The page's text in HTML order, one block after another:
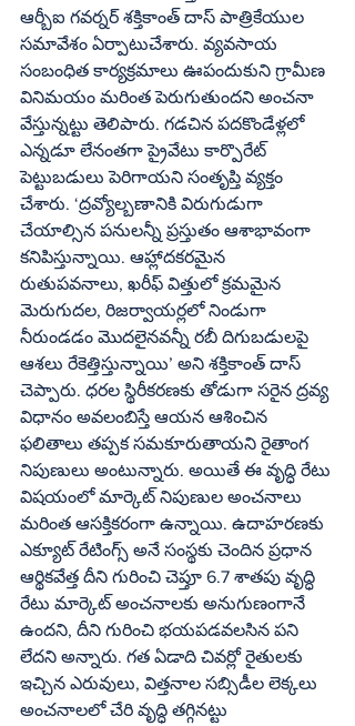
ఆర్బీఐ గవర్నర్‌ శక్తికాంత్‌ దాస్‌ పాత్రికేయుల
సమావేశం ఏర్పాటుచేశారు. వ్యవసాయ
సంబంధిత కార్యక్రమాలు ఊపందుకుని గ్రామీణ
వినిమయం మరింత పెరుగుతుందని అంచనా
వేస్తున్నట్టు తెలిపారు. గడచిన పదకొండేళ్లలో
ఎన్నడూ లేనంతగా ప్రైవేటు కార్పొరేట్‌
పెట్టుబడులు పెరిగాయని సంతృప్తి వ్యక్తం
చేశారు. ‘ద్రవ్యోల్బణానికి విరుగుడుగా
చేయాల్సిన పనులన్నీ ప్రస్తుతం ఆశాభావంగా
కనిపిస్తున్నాయి. ఆహ్లాదకరమైన
రుతుపవనాలు, ఖరీఫ్‌ విత్తులో క్రమమైన
మెరుగుదల, రిజర్వాయర్లలో నిండుగా
నీరుండడం మొదలైనవన్నీ రబీ దిగుబడులపై
ఆశలు రేకెత్తిస్తున్నాయి’ అని శక్తికాంత్‌ దాస్‌
చెప్పారు. ధరల స్థిరీకరణకు తోడుగా సరైన ద్రవ్య
విధానం అవలంబిస్తే ఆయన ఆశించిన
ఫలితాలు తప్పక సమకూరుతాయని రైతాంగ
నిపుణులు అంటున్నారు. అయితే ఈ వృద్ధి రేటు
విషయంలో మార్కెట్‌ నిపుణుల అంచనాలు
మరింత ఆసక్తికరంగా ఉన్నాయి. ఉదాహరణకు
ఎక్యూట్‌ రేటింగ్స్‌ అనే సంస్థకు చెందిన ప్రధాన
ఆర్థికవేత్త దీని గురించి చెప్తూ 6.7 శాతపు వృద్ధి
రేటు మార్కెట్‌ అంచనాలకు అనుగుణంగానే
ఉందని, దీని గురించి భయపడవలసిన పని
లేదని అన్నారు. గత ఏడాది చివర్లో రైతులకు
ఇచ్చిన ఎరువులు, విత్తనాల సబ్సిడీల లెక్కలు
అంచనాలలో చేరి వృద్ధి తగ్గినట్టు